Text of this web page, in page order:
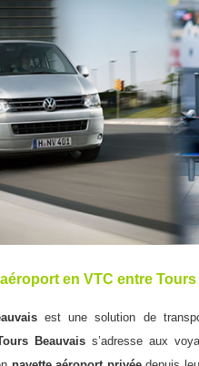
en VTC entre
est une solution de
Beauvais s’adresse aux